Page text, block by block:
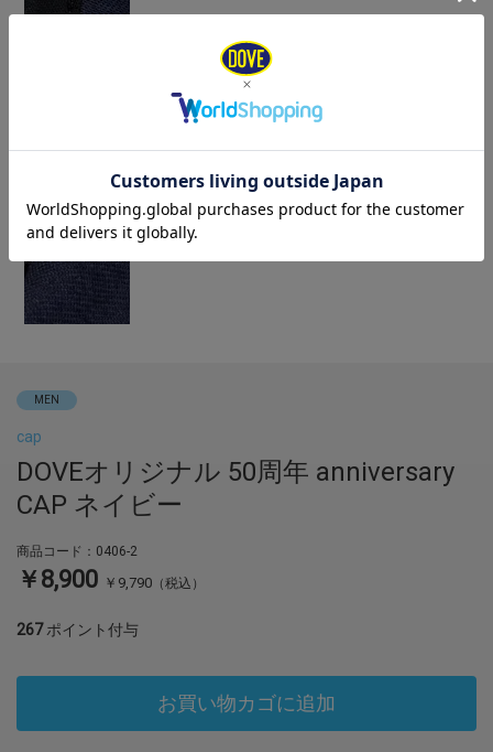
MEN
cap
DOVEオリジナル 50周年 anniversary
CAP ネイビー
商品コード：0406-2
￥8,900 ￥9,790 （税込）
267ポイント付与
お買い物カゴに追加